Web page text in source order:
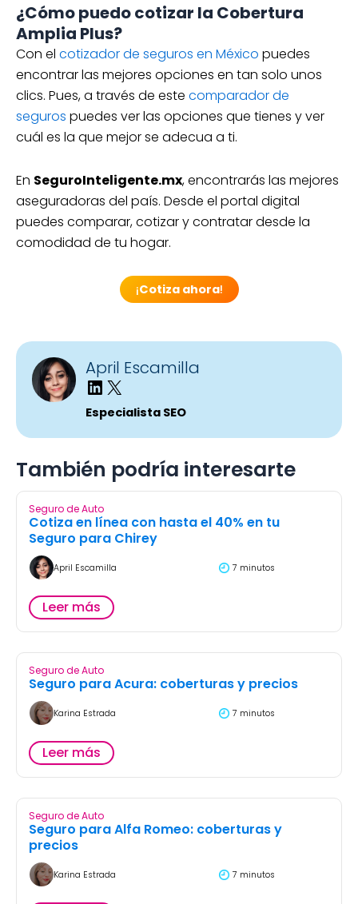
¿Cómo puedo cotizar la Cobertura
Amplia Plus?
Con el cotizador de seguros en México puedes
encontrar las mejores opciones en tan solo unos
clics. Pues, a través de este comparador de
seguros puedes ver las opciones que tienes y ver
cuál es la que mejor se adecua a ti.
En SeguroInteligente.mx, encontrarás las mejores
aseguradoras del país. Desde el portal digital
puedes comparar, cotizar y contratar desde la
comodidad de tu hogar.
¡Cotiza ahora!
April Escamilla
Especialista SEO
También podría interesarte
Seguro de Auto
Cotiza en línea con hasta el 40% en tu
Seguro para Chirey
April Escamilla 7 minutos
Leer más
Seguro de Auto
Seguro para Acura: coberturas y precios
Karina Estrada 7 minutos
Leer más
Seguro de Auto
Seguro para Alfa Romeo: coberturas y
precios
Karina Estrada 7 minutos